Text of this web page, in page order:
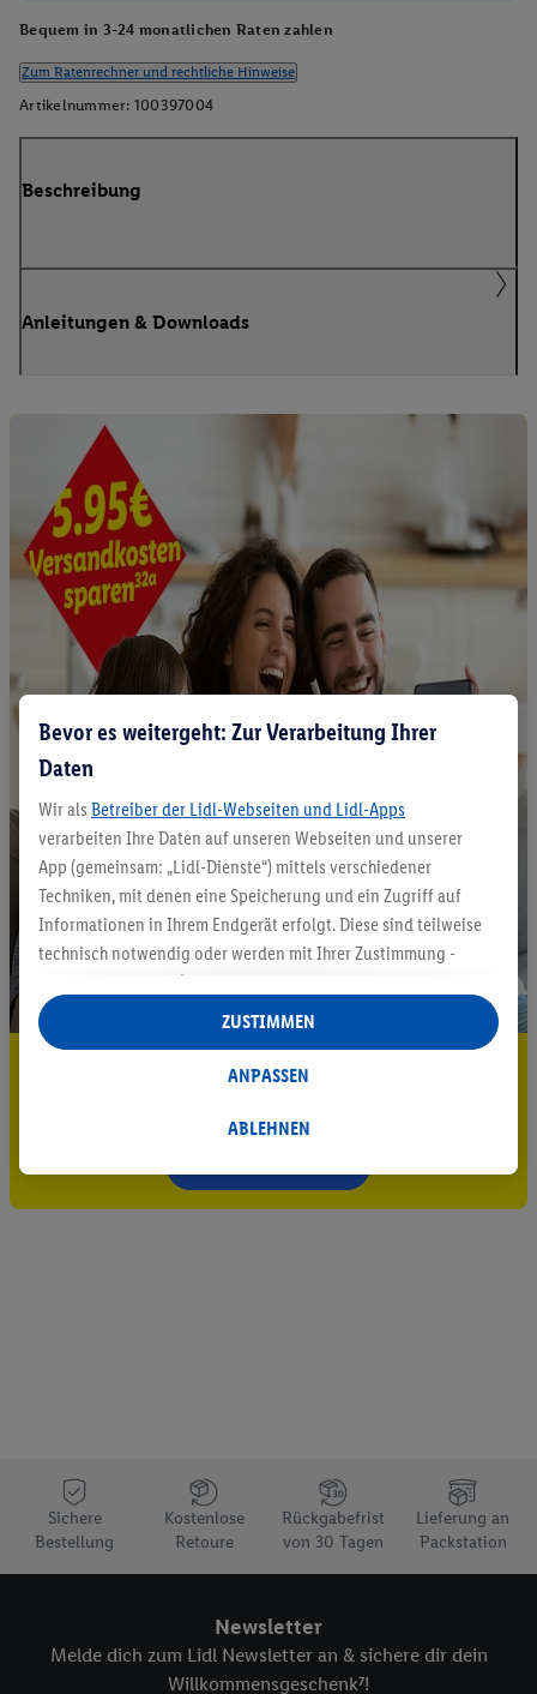
Bequem in 3-24 monatlichen Raten zahlen
Zum Ratenrechner und rechtliche Hinweise
Artikelnummer: 100397004
Beschreibung
Anleitungen & Downloads
5.95 € Versand sparen³²ᵃ
Sichere
Bestellung
Kostenlose
Retoure
Rückgabefrist
von 30 Tagen
Lieferung an
Packstation
Newsletter
Melde dich zum Lidl Newsletter an & sichere dir dein
Willkommensgeschenk⁷!
Bevor es weitergeht: Zur Verarbeitung Ihrer
Daten
Wir als Betreiber der Lidl-Webseiten und Lidl-Apps
verarbeiten Ihre Daten auf unseren Webseiten und unserer
App (gemeinsam: „Lidl-Dienste“) mittels verschiedener
Techniken, mit denen eine Speicherung und ein Zugriff auf
Informationen in Ihrem Endgerät erfolgt. Diese sind teilweise
technisch notwendig oder werden mit Ihrer Zustimmung -
auch durch Partner (u.a.
Verantwortliche; im Zusammenhang mit dem IAB TCF
insgesamt
Statistik-Erstellung oder für personalisierte Werbung
Datenverarbeitungen für personalisierte Werbung werden
Dritten die Ausspielung von Werbung außerhalb der Lidl-
Dienste über die Ihnen und Ihren Haushaltsangehörigen
angereicherten Profilen. Dies umfasst die Zusammenführung
von Daten (z.B. über Ihre Nutzung der Lidl-Dienste, Ihr
Kaufverhalten in den Lidl-Diensten, Informationen aus Ihrem
Standortdaten) auch über verschiedene Endgeräte und Lidl-
Dienste hinweg einschließlich dem Speichern von und/ oder
dem Zugriff auf Informationen auf Ihren Endgeräten zur
ABLEHNEN
ANPASSEN
ZUSTIMMEN